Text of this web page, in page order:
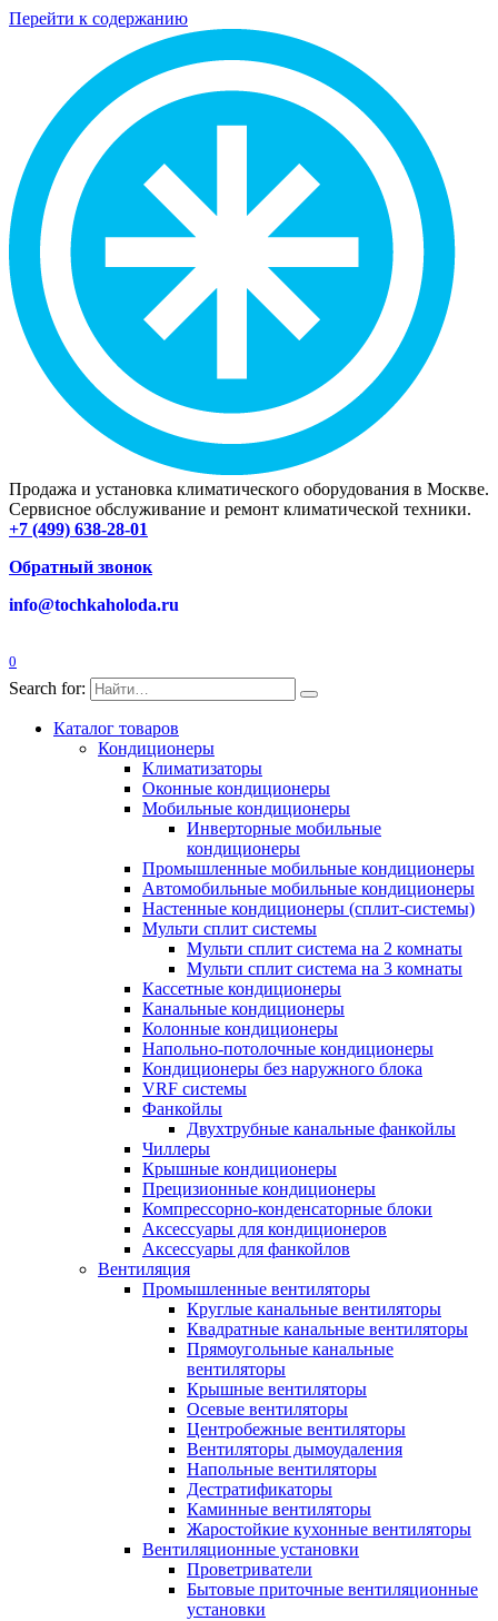
Перейти к содержанию
Продажа и установка климатического оборудования в Москве.
Сервисное обслуживание и ремонт климатической техники.
+7 (499) 638-28-01
Обратный звонок
info@tochkaholoda.ru
0
Search for:
Каталог товаров
Кондиционеры
Климатизаторы
Оконные кондиционеры
Мобильные кондиционеры
Инверторные мобильные
кондиционеры
Промышленные мобильные кондиционеры
Автомобильные мобильные кондиционеры
Настенные кондиционеры (сплит-системы)
Мульти сплит системы
Мульти сплит система на 2 комнаты
Мульти сплит система на 3 комнаты
Кассетные кондиционеры
Канальные кондиционеры
Колонные кондиционеры
Напольно-потолочные кондиционеры
Кондиционеры без наружного блока
VRF системы
Фанкойлы
Двухтрубные канальные фанкойлы
Чиллеры
Крышные кондиционеры
Прецизионные кондиционеры
Компрессорно-конденсаторные блоки
Аксессуары для кондиционеров
Аксессуары для фанкойлов
Вентиляция
Промышленные вентиляторы
Круглые канальные вентиляторы
Квадратные канальные вентиляторы
Прямоугольные канальные
вентиляторы
Крышные вентиляторы
Осевые вентиляторы
Центробежные вентиляторы
Вентиляторы дымоудаления
Напольные вентиляторы
Дестратификаторы
Каминные вентиляторы
Жаростойкие кухонные вентиляторы
Вентиляционные установки
Проветриватели
Бытовые приточные вентиляционные
установки